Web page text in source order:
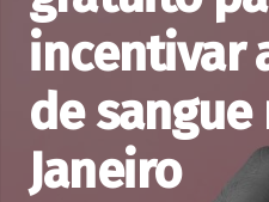
incentivar
de sangue
Janeiro